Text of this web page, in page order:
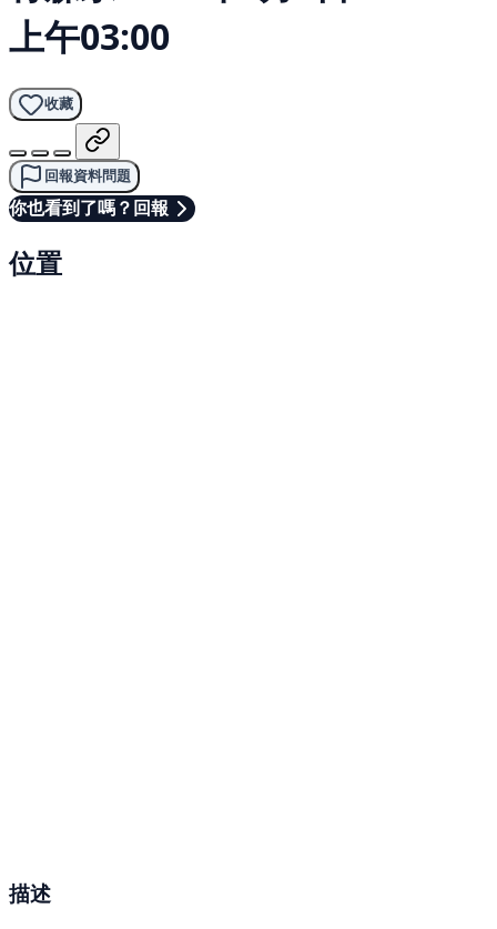
上午03:00
收藏
回報資料問題
你也看到了嗎？回報
位置
描述